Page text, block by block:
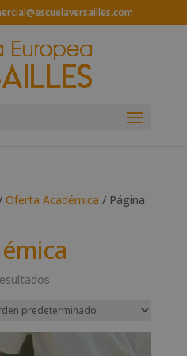
Oferta Académica / Página